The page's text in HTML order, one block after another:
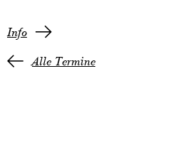
Info
Alle Termine